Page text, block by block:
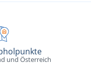
und Österreich